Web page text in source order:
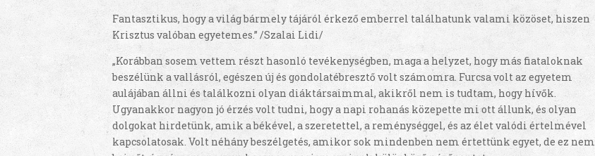
Fantasztikus, hogy a világ bármely tájáról érkező emberrel találhatunk valami közöset, hiszen
Krisztus valóban egyetemes.” /Szalai Lidi/
„Korábban sosem vettem részt hasonló tevékenységben, maga a helyzet, hogy más fiataloknak
beszélünk a vallásról, egészen új és gondolatébresztő volt számomra. Furcsa volt az egyetem
aulájában állni és találkozni olyan diáktársaimmal, akikről nem is tudtam, hogy hívők.
Ugyanakkor nagyon jó érzés volt tudni, hogy a napi rohanás közepette mi ott állunk, és olyan
dolgokat hirdetünk, amik a békével, a szeretettel, a reménységgel, és az élet valódi értelmével
kapcsolatosak. Volt néhány beszélgetés, amikor sok mindenben nem értettünk egyet, de ez nem